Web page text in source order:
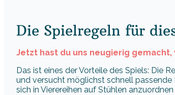
Die Spielregeln für
Jetzt hast du uns neugierig gemacht,
Das ist eines der Vorteile des Spiels: Die
und versucht möglichst schnell passende
sich in Vierereihen auf Stühlen